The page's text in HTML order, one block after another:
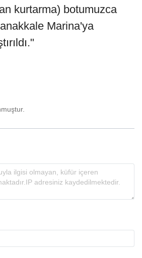
kurtarma) botumuzca
Marina'ya